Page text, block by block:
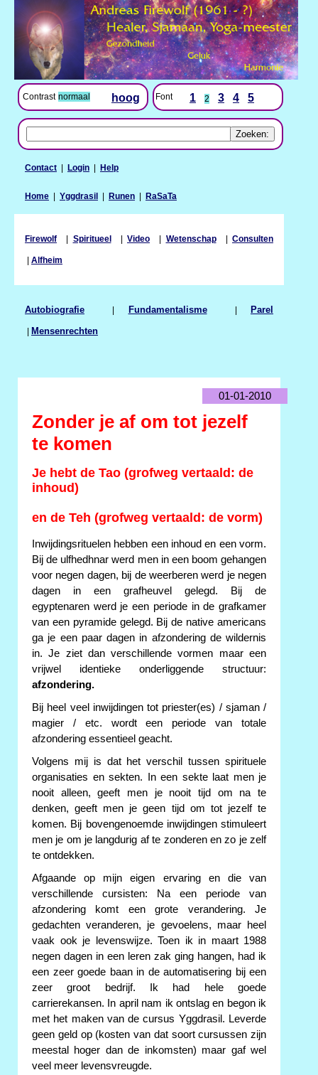
Contrast normaal hoog Font 1 2 3 4 5
Contact | Login | Help
Home | Yggdrasil | Runen | RaSaTa
Firewolf | Spiritueel| Video | Wetenschap| Consulten
| Alfheim
Autobiografie | Fundamentalisme| Parel
| Mensenrechten
01-01-2010
Zonder je af om tot jezelf
te komen
Je hebt de Tao (grofweg vertaald: de
inhoud)
en de Teh (grofweg vertaald: de vorm)
Inwijdingsrituelen hebben een inhoud en een vorm.
Bij de ulfhedhnar werd men in een boom gehangen
voor negen dagen, bij de weerberen werd je negen
dagen in een grafheuvel gelegd. Bij de
egyptenaren werd je een periode in de grafkamer
van een pyramide gelegd. Bij de native americans
ga je een paar dagen in afzondering de wildernis
in. Je ziet dan verschillende vormen maar een
vrijwel identieke onderliggende structuur:
afzondering.
Bij heel veel inwijdingen tot priester(es) / sjaman /
magier / etc. wordt een periode van totale
afzondering essentieel geacht.
Volgens mij is dat het verschil tussen spirituele
organisaties en sekten. In een sekte laat men je
nooit alleen, geeft men je nooit tijd om na te
denken, geeft men je geen tijd om tot jezelf te
komen. Bij bovengenoemde inwijdingen stimuleert
men je om je langdurig af te zonderen en zo je zelf
te ontdekken.
Afgaande op mijn eigen ervaring en die van
verschillende cursisten: Na een periode van
afzondering komt een grote verandering. Je
gedachten veranderen, je gevoelens, maar heel
vaak ook je levenswijze. Toen ik in maart 1988
negen dagen in een leren zak ging hangen, had ik
een zeer goede baan in de automatisering bij een
zeer groot bedrijf. Ik had hele goede
carrierekansen. In april nam ik ontslag en begon ik
met het maken van de cursus Yggdrasil. Leverde
geen geld op (kosten van dat soort cursussen zijn
meestal hoger dan de inkomsten) maar gaf wel
veel meer levensvreugde.